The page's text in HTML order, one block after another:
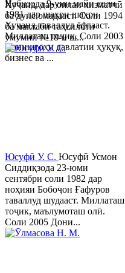
Набизода 9-уми майи соли
1981 дар шаҳри шаҳри
Хуҷанд таваллуд ёфтааст.
Миллаташ тоҷик. Соли 2003
Донишгоҳи давлатии ҳуқуқ,
бизнес ва ...
Хуҷанд, дар оилаи хизматчӣ
ба дунё омадааст. Соли 1994
ба мактаби таҳсилоти
умумии №18-и ш...
Юсуфӣ У. C. Юсуфӣ Усмон
Сиддиқзода 23-юми
сентябри соли 1982 дар
ноҳияи Бобоҷон Ғафуров
таваллуд шудааст. Миллаташ
тоҷик, маълумоташ олӣ.
Соли 2005 Дони...